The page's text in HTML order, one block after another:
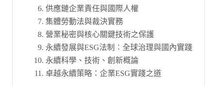
供應鏈企業責任與國際人權
集體勞動法與裁決實務
營業秘密與核心關鍵技術之保護
永續發展與ESG法制︰全球治理與國內實踐
永續科學、技術、創新概論
卓越永續策略：企業ESG實踐之道